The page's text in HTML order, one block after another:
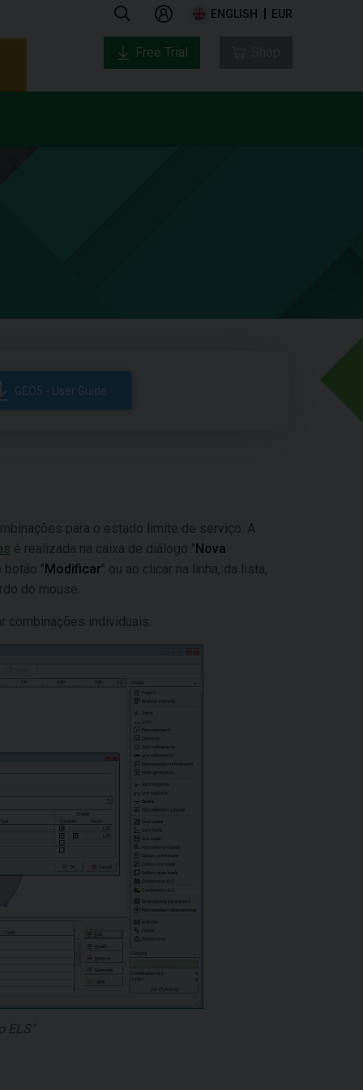
ENGLISH EUR
Free Trial
GEO5 - User Guide
para o estado limite de serviço. A
é realizada na caixa de diálogo "Nova
botão "Modificar" ou ao clicar na linha, da lista,
do mouse.
combinações individuais.
ELS"